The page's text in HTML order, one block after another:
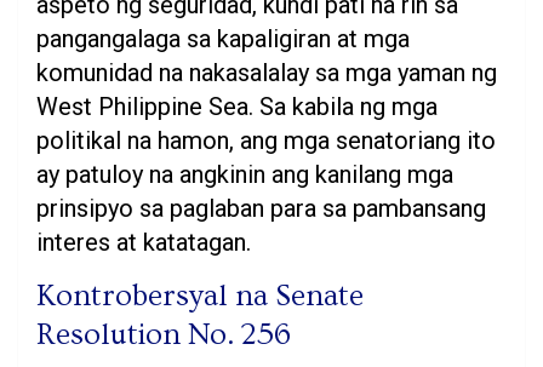
pangangalaga sa kapaligiran at mga
komunidad na nakasalalay sa mga yaman ng
West Philippine Sea. Sa kabila ng mga
politikal na hamon, ang mga senatoriang ito
ay patuloy na angkinin ang kanilang mga
prinsipyo sa paglaban para sa pambansang
interes at katatagan.
Kontrobersyal na Senate
Resolution No. 256